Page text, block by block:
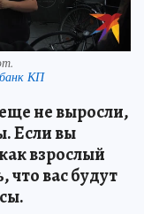
КП
не выросли,
Если вы
взрослый
вас будут